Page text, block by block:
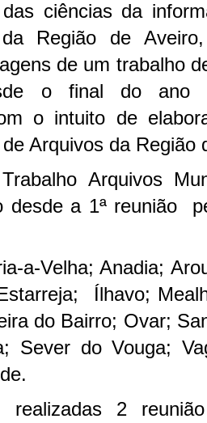
ciências da
Região de
de um trabalho
o final do ano
o intuito de
Arquivos da Região
Arquivos
desde a 1ª reunião
a-Velha; Anadia;
Ílhavo;
do Bairro; Ovar;
Sever do Vouga;
realizadas 2